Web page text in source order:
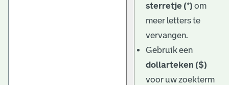
sterretje (*) om
meer letters te
vervangen.
Gebruik een
dollarteken ($)
voor uw zoekterm